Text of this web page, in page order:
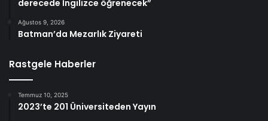
derecede İngilizce öğrenecek”
Ağustos 9, 2026
Batman’da Mezarlık Ziyareti
Rastgele Haberler
Temmuz 10, 2025
2023’te 201 Üniversiteden Yayın